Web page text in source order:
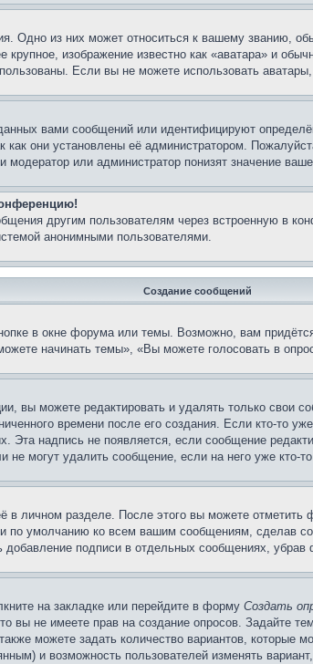
Одно из них может относиться к вашему званию,
изображение известно как «аватара» и
Если вы не можете использовать
вами сообщений или идентифицируют
они установлены её администратором.
или администратор понизят значение
другим пользователям через встроенную в
анонимными пользователями.
Создание сообщений
в окне форума или темы. Возможно, вам
начинать темы», «Вы можете голосовать в
вы можете редактировать и удалять только свои
времени после его создания. Если кто-то
Эта надпись не появляется, если сообщение
могут удалить сообщение, если на него уже кто-
личном разделе. После этого вы можете отметить
по умолчанию ко всем вашим сообщениям, сделав
подписи в отдельных сообщениях, убрав
на закладке или перейдите в форму Создать
вы не имеете прав на создание опросов. Задайте
можете задать количество вариантов, которые
и возможность пользователей изменять